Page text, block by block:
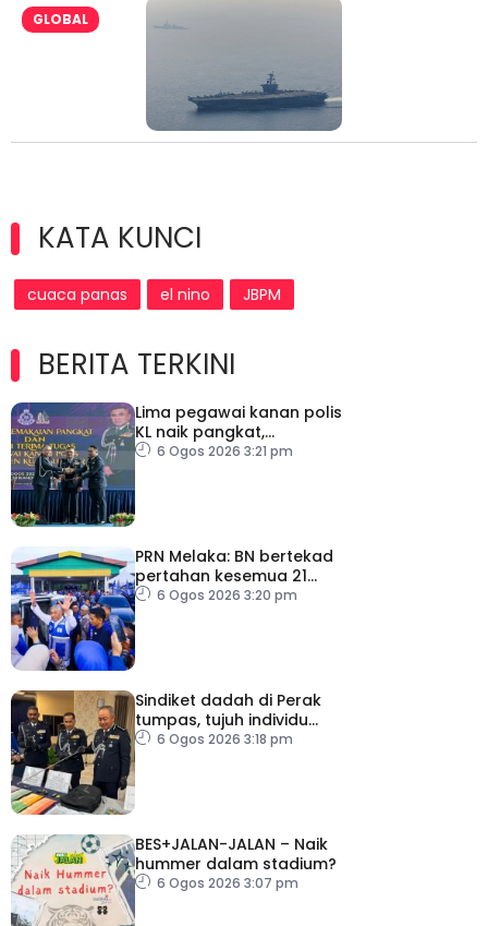
GLOBAL
KATA KUNCI
cuaca panas el nino JBPM
BERITA TERKINI
Lima pegawai kanan polis
KL naik pangkat,
perkukuh kepimpinan
6 Ogos 2026 3:21 pm
PRN Melaka: BN bertekad
pertahan kesemua 21
kerusi, terbuka sebarang
6 Ogos 2026 3:20 pm
Sindiket dadah di Perak
tumpas, tujuh individu
ditahan
6 Ogos 2026 3:18 pm
BES+JALAN-JALAN – Naik
hummer dalam stadium?
6 Ogos 2026 3:07 pm